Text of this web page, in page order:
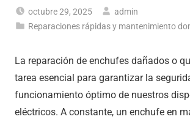
octubre 29, 2025
admin
Reparaciones rápidas y mantenimiento
La reparación de enchufes dañados o
tarea esencial para garantizar la
funcionamiento óptimo de nuestros
eléctricos. A constante, un enchufe en